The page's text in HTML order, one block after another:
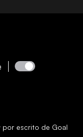
por escrito de Goal